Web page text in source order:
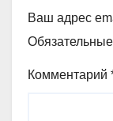
Ваш адрес
Комментарий